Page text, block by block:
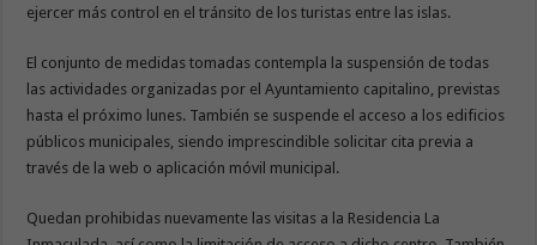
ejercer más control en el tránsito de los turistas entre las islas.
El conjunto de medidas tomadas contempla la suspensión de todas
las actividades organizadas por el Ayuntamiento capitalino, previstas
hasta el próximo lunes. También se suspende el acceso a los edificios
públicos municipales, siendo imprescindible solicitar cita previa a
través de la web o aplicación móvil municipal.
Quedan prohibidas nuevamente las visitas a la Residencia La